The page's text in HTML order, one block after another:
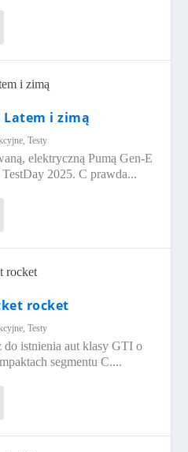
Latem i zimą
,Testy
elektryczną Pumą Gen-E
TestDay 2025. C prawda...
rocket
,Testy
istnienia aut klasy GTI o
segmentu C....